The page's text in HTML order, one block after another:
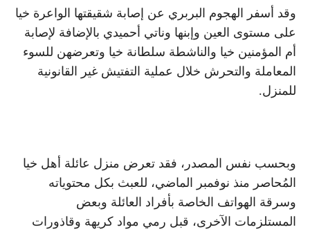
وقد أسفر الهجوم البربري عن إصابة شقيقتها الواعرة خيا
على مستوى العين وإبنها وناتي أحميدي بالإضافة لإصابة
أم المؤمنين خيا والناشطة سلطانة خيا وتعرضهن للسوء
المعاملة والتحرش خلال عملية التفتيش غير القانونية
للمنزل.
وبحسب نفس المصدر، فقد تعرض منزل عائلة أهل خيا
المُحاصر منذ نوفمبر الماضي، للعبث بكل محتوياته
وسرقة الهواتف الخاصة بأفراد العائلة وبعض
المستلزمات الآخرى، قبل رمي مواد كريهة وقاذورات